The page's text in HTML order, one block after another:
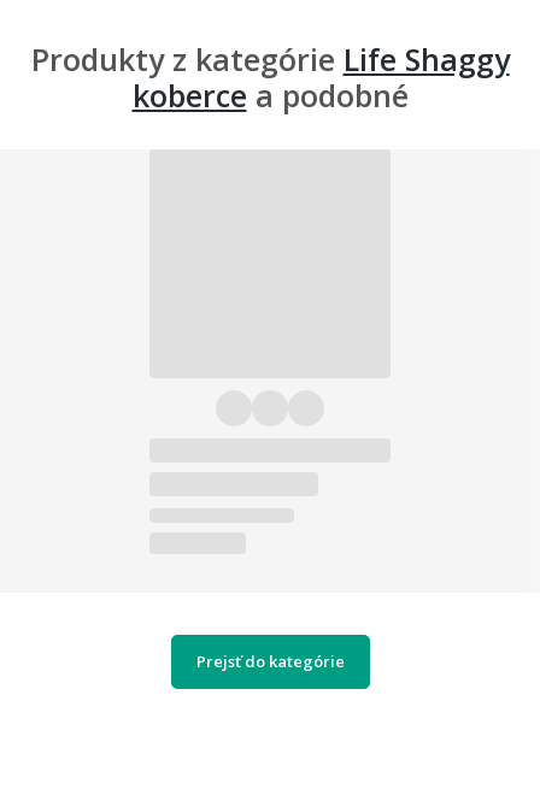
Produkty z kategórie Life Shaggy
koberce a podobné
Prejsť do kategórie